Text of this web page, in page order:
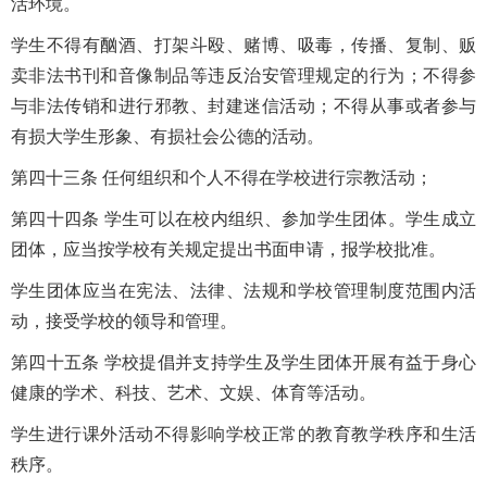
学生不得有酗酒、打架斗殴、赌博、吸毒，传播、复制、贩
卖非法书刊和音像制品等违反治安管理规定的行为；不得参
与非法传销和进行邪教、封建迷信活动；不得从事或者参与
有损大学生形象、有损社会公德的活动。
第四十三条 任何组织和个人不得在学校进行宗教活动；
第四十四条 学生可以在校内组织、参加学生团体。学生成立
团体，应当按学校有关规定提出书面申请，报学校批准。
学生团体应当在宪法、法律、法规和学校管理制度范围内活
动，接受学校的领导和管理。
第四十五条 学校提倡并支持学生及学生团体开展有益于身心
健康的学术、科技、艺术、文娱、体育等活动。
学生进行课外活动不得影响学校正常的教育教学秩序和生活
秩序。